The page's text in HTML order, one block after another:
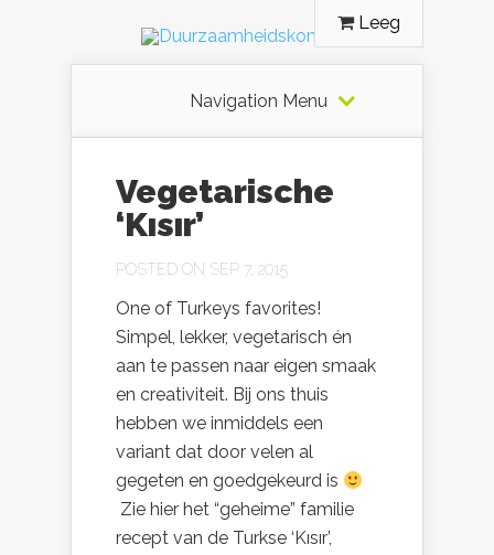
Leeg
Navigation Menu
Vegetarische
‘Kısır’
POSTED ON SEP 7, 2015
One of Turkeys favorites!
Simpel, lekker, vegetarisch én
aan te passen naar eigen smaak
en creativiteit. Bij ons thuis
hebben we inmiddels een
variant dat door velen al
gegeten en goedgekeurd is
Zie hier het “geheime” familie
recept van de Turkse ‘Kısır’,